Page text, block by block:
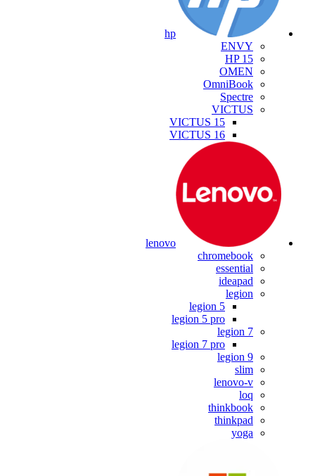
hp
ENVY
HP 15
OMEN
OmniBook
Spectre
VICTUS
VICTUS 15
VICTUS 16
lenovo
chromebook
essential
ideapad
legion
legion 5
legion 5 pro
legion 7
legion 7 pro
legion 9
slim
lenovo-v
loq
thinkbook
thinkpad
yoga